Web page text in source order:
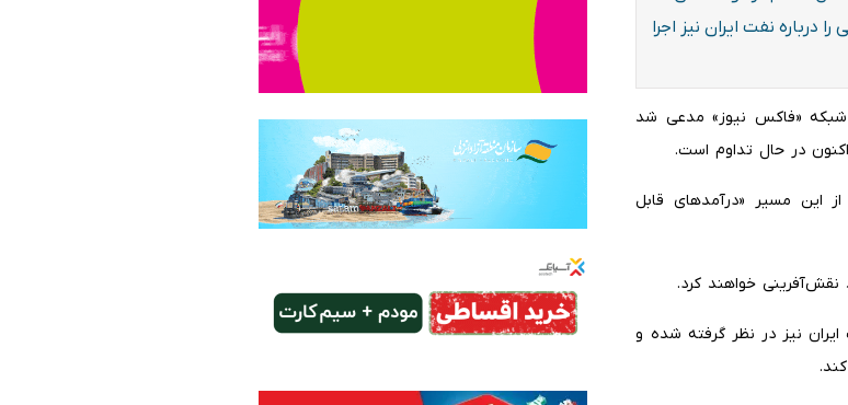
نفت ایران نیز اجرا
شبکه «فاکس نیوز» مدعی شد
در حال تداوم است.
این مسیر «درآمدهای قابل
خواهند کرد.
نیز در نظر گرفته شده و